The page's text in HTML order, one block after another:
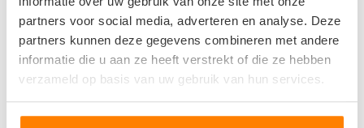
partners voor social media, adverteren en analyse. Deze
partners kunnen deze gegevens combineren met andere
informatie die u aan ze heeft verstrekt of die ze hebben
verzameld op basis van uw gebruik van hun services.
Heerde
Heteren
Hoevelaken
Ingen
Laren Gld